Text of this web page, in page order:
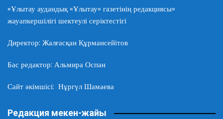
«Ұлытау аудандық «Ұлытау» газетінің редакциясы»
жауапкершілігі шектеулі серіктестігі
Директор: Жалғасқан Құрмансейітов
Бас редактор: Альмира Оспан
Сайт әкімшісі: Нұргүл Шамаева
Редакция мекен-жайы